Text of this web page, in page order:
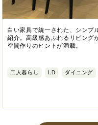
白い家具で統一された、シンプ
紹介。高級感あふれるリビング
空間作りのヒントが満載。
二人暮らし LD ダイニング